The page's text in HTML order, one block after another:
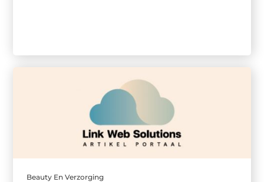
Beauty En Verzorging